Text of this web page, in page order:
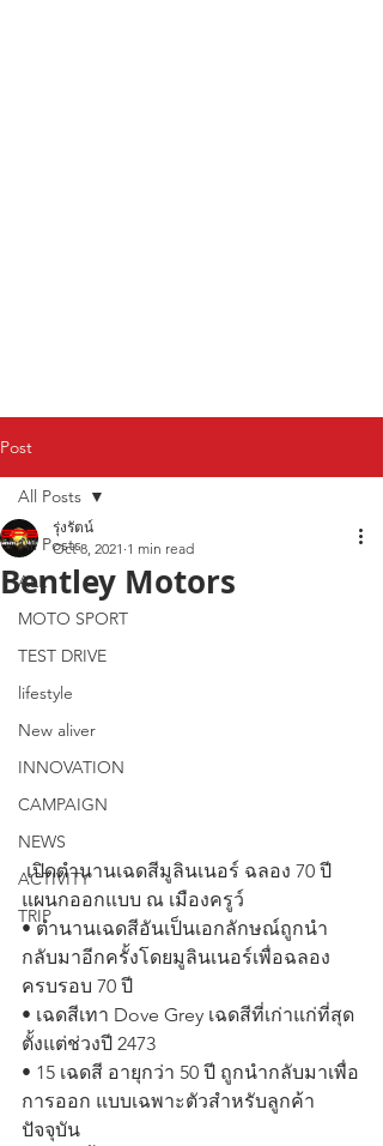
Post
All Posts
ALL
MOTO SPORT
TEST DRIVE
lifestyle
New aliver
INNOVATION
CAMPAIGN
NEWS
ACTIVITY
TRIP
All Posts
Bentley Motors
รุ่งรัตน์
Oct 8, 2021 1 min read
เปิดตำนานเฉดสีมูลินเนอร์ ฉลอง 70 ปี
แผนกออกแบบ ณ เมืองครูว์
• ตำนานเฉดสีอันเป็นเอกลักษณ์ถูกนำ
กลับมาอีกครั้งโดยมูลินเนอร์เพื่อฉลอง
ครบรอบ 70 ปี
• เฉดสีเทา Dove Grey เฉดสีที่เก่าแก่ที่สุด
ตั้งแต่ช่วงปี 2473
• 15 เฉดสี อายุกว่า 50 ปี ถูกนำกลับมาเพื่อ
การออก แบบเฉพาะตัวสำหรับลูกค้า
ปัจจุบัน